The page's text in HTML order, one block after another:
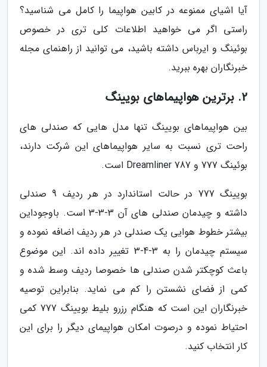
آیا اشیای ممنوعه در کابین هواپیما را کامل می شناسید؟
راستی اگر می خواهید اطلاعات کلی تری در خصوص
بوئینگ و ایرباس داشته باشید، می توانید از راهنمای مجله
خبرنگاران بهره ببرید.
2. برترین هواپیماهای بویینگ
بین هواپیماهای بویینگ تنها مدل هایی که صندلی های
راحت تری نسبت به سایر هواپیماهای این شرکت دارند،
بوئینگ 777 و 787 Dreamliner است.
بویینگ 777 در حالت استاندارد در هر ردیف 9 صندلی
داشته و چیدمان صندلی های آن 3-3-3 است. باوجوداین
بیشتر خطوط هوایی یک صندلی در هر ردیف اضافه نموده و
سیستم چیدمان را به 3-4-3 تغییر داده اند. این موضوع
باعث کوچکتر شدن صندلی ها خصوصا ردیف وسط شده و
کمی از فضای نشستن را کم می نماید. بنابراین توصیه
خبرنگاران این است که هنگام رزرو بلیط بویینگ 777 کمی
احتیاط نموده و درصوت امکان هواپیمای دیگر را برای این
کار انتخاب کنید.